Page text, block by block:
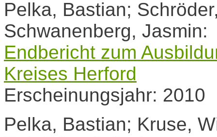
Pelka, Bastian;
Schwanenberg, Jasmin:
Endbericht zum
Kreises Herford
Erscheinungsjahr: 2010
Pelka, Bastian; Kruse,